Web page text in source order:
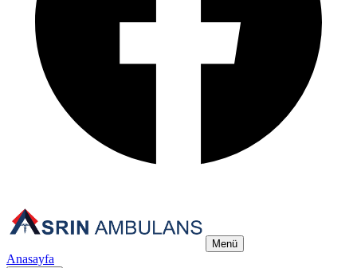
Menü
Anasayfa